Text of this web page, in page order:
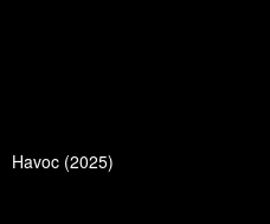
Havoc (2025)